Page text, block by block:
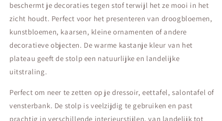
beschermt je decoraties tegen stof terwijl het ze mooi in het
zicht houdt. Perfect voor het presenteren van droogbloemen,
kunstbloemen, kaarsen, kleine ornamenten of andere
decoratieve objecten. De warme kastanje kleur van het
plateau geeft de stolp een natuurlijke en landelijke
uitstraling.
Perfect om neer te zetten op je dressoir, eettafel, salontafel of
vensterbank. De stolp is veelzijdig te gebruiken en past
prachtig in verschillende interieurstijlen, van landelijk tot